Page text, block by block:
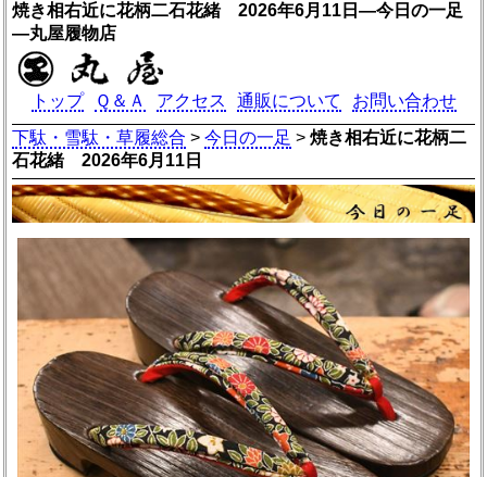
焼き相右近に花柄二石花緒 2026年6月11日―今日の一足
―丸屋履物店
トップ Ｑ＆Ａ アクセス 通販について
お問い合わせ
下駄・雪駄・草履総合 >今日の一足 >焼き相右近に花柄二
石花緒 2026年6月11日